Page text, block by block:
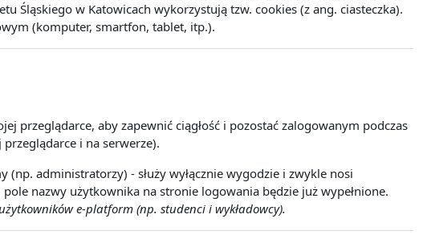
Śląskiego w Katowicach wykorzystują tzw. cookies (z ang. ciasteczka).
(komputer, smartfon, tablet, itp.).
przeglądarce, aby zapewnić ciągłość i pozostać zalogowanym podczas
i na serwerze).
administratorzy) - służy wyłącznie wygodzie i zwykle nosi
nazwy użytkownika na stronie logowania będzie już wypełnione.
e-platform (np. studenci i wykładowcy).